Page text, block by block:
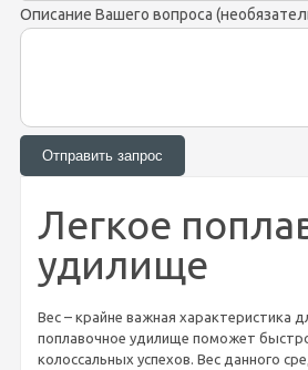
Описание Вашего вопроса
Легкое
удилище
Вес – крайне важная характеристика
поплавочное удилище поможет
колоссальных успехов. Вес данного